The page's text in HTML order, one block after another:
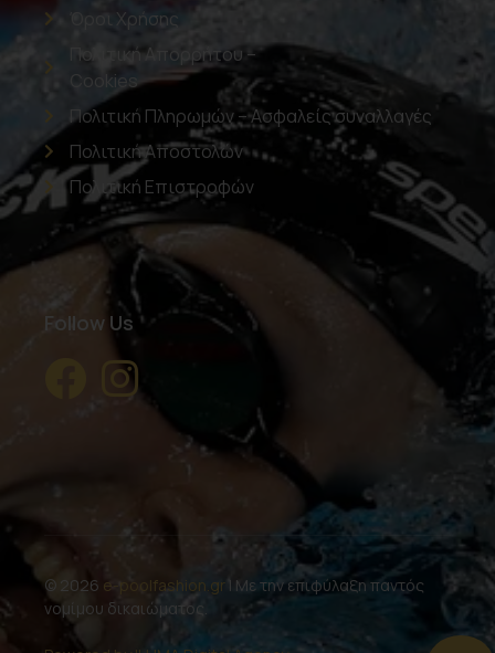
Όροι Χρήσης
Πολιτική Απορρήτου –
Cookies
Πολιτική Πληρωμών – Ασφαλείς συναλλαγές
Πολιτική Αποστολών
Πολιτική Επιστροφών
Follow Us
© 2026 e-poolfashion.gr | Με την επιφύλαξη παντός
νομίμου δικαιώματος.